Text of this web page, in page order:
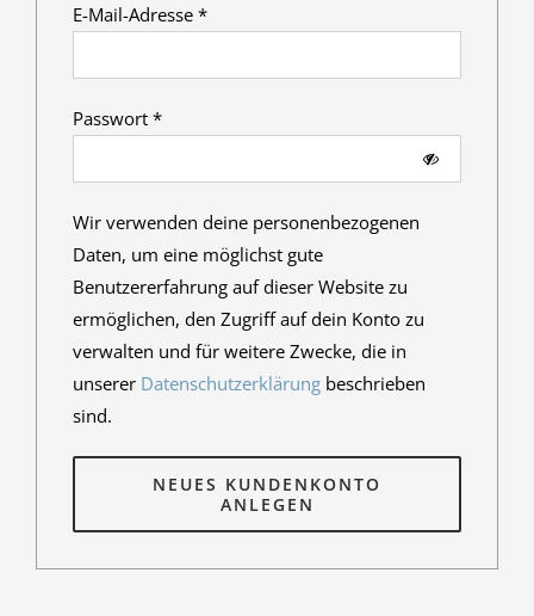
E-Mail-Adresse *Erforderlich
Passwort *Erforderlich
Wir verwenden deine personenbezogenen
Daten, um eine möglichst gute
Benutzererfahrung auf dieser Website zu
ermöglichen, den Zugriff auf dein Konto zu
verwalten und für weitere Zwecke, die in
unserer Datenschutzerklärungbeschrieben
sind.
NEUES KUNDENKONTO
ANLEGEN